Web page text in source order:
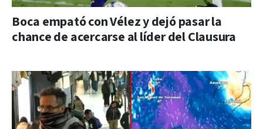
Boca empató con Vélez y dejó pasar la
chance de acercarse al líder del Clausura